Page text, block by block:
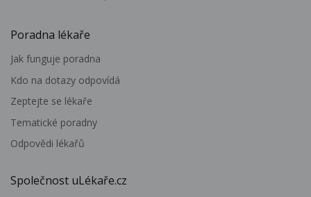
Poradna lékaře
Jak funguje poradna
Kdo na dotazy odpovídá
Zeptejte se lékaře
Tematické poradny
Odpovědi lékařů
Společnost uLékaře.cz